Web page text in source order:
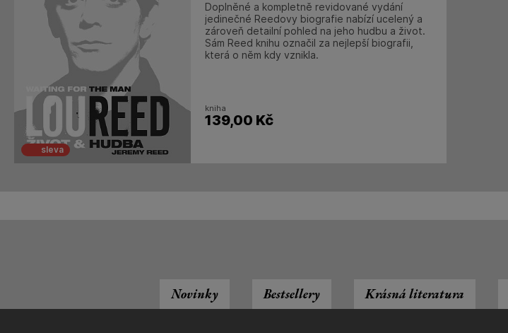
sleva
Doplněné a kompletně revidované vydání
jedinečné Reedovy biografie nabízí ucelený a
zároveň detailní pohled na jeho hudbu a život.
Sám Reed knihu označil za nejlepší biografii,
která o něm kdy vznikla.
kniha
139,00 Kč
Novinky Bestsellery Krásná literatura